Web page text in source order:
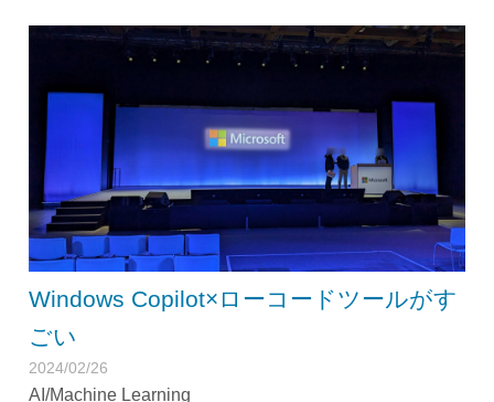
Windows Copilot×ローコードツールがす
ごい
2024/02/26
AI/Machine Learning